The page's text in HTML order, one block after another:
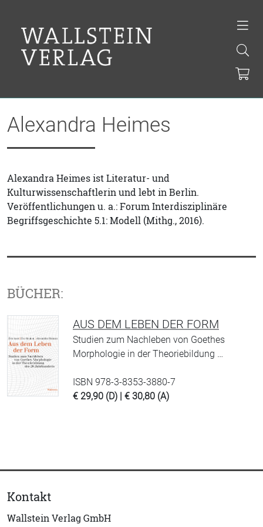
Alexandra Heimes
Alexandra Heimes ist Literatur- und
Kulturwissenschaftlerin und lebt in Berlin.
Veröffentlichungen u. a.: Forum Interdisziplinäre
Begriffsgeschichte 5.1: Modell (Mithg., 2016).
BÜCHER:
AUS DEM LEBEN DER FORM
Studien zum Nachleben von Goethes
Morphologie in der Theoriebildung …
ISBN 978-3-8353-3880-7
€ 29,90 (D) | € 30,80 (A)
Kontakt
Wallstein Verlag GmbH